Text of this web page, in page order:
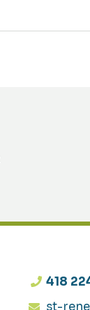
418
st-